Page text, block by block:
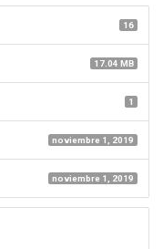
16
17.04 MB
1
noviembre 1, 2019
noviembre 1, 2019